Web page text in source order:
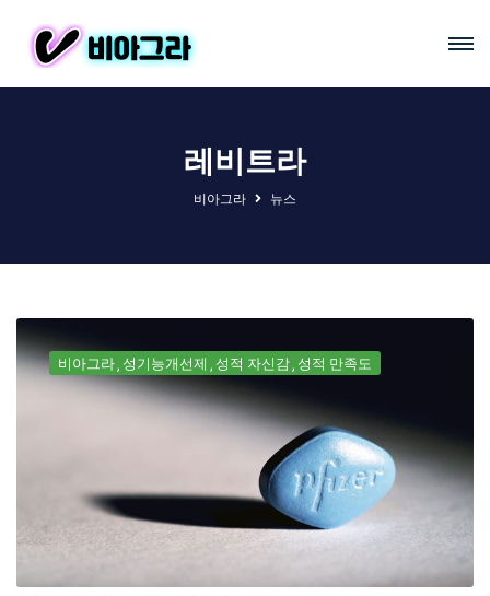
레비트라
비아그라 뉴스
비아그라 성기능개선제 성적 자신감 성적 만족도